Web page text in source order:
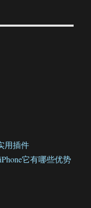
用插件
它有哪些优势